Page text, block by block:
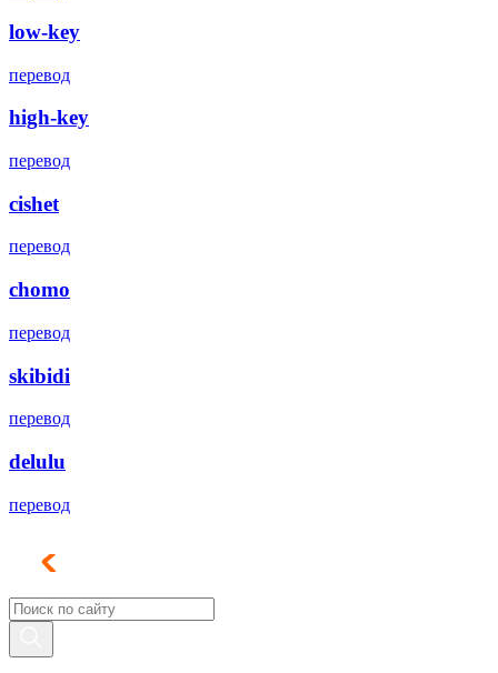
low-key
перевод
high-key
перевод
cishet
перевод
chomo
перевод
skibidi
перевод
delulu
перевод